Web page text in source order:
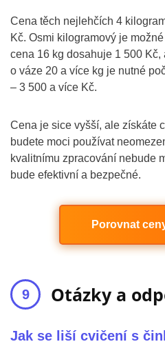
Cena těch nejlehčích 4
Kč. Osmi kilogramový je
cena 16 kg dosahuje 1 500
o váze 20 a více kg je nutné
– 3 500 a více Kč.
Cena je sice vyšší, ale získáte
budete moci používat
kvalitnímu zpracování nebude
bude efektivní a bezpečné.
Porovnat
Otázky a
Jak se liší cvičení s